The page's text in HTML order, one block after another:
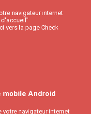
navigateur internet
vers la page Check
mobile Android
votre navigateur internet